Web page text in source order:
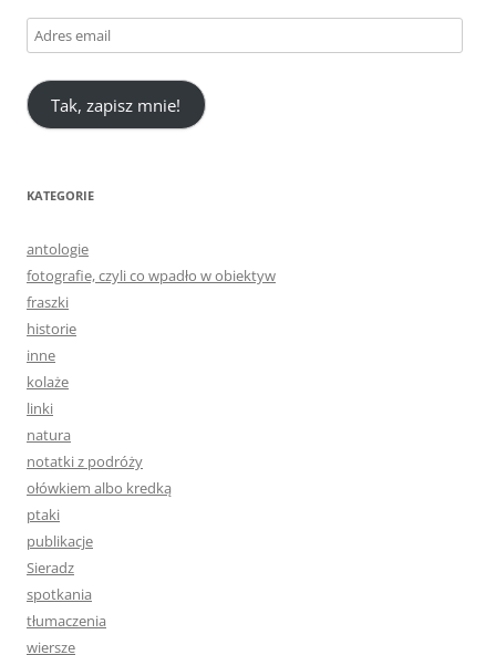
Adres
email
Tak, zapisz mnie!
KATEGORIE
antologie
fotografie, czyli co wpadło w obiektyw
fraszki
historie
inne
kolaże
linki
natura
notatki z podróży
ołówkiem albo kredką
ptaki
publikacje
Sieradz
spotkania
tłumaczenia
wiersze